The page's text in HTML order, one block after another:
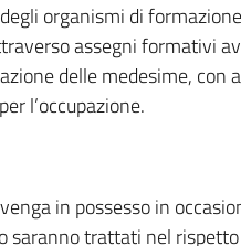
organismi di
assegni formativi
delle medesime, con
l’occupazione.
in possesso in
saranno trattati nel